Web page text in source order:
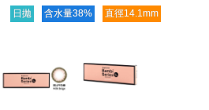
日拋 含水量38% 直徑14.1mm